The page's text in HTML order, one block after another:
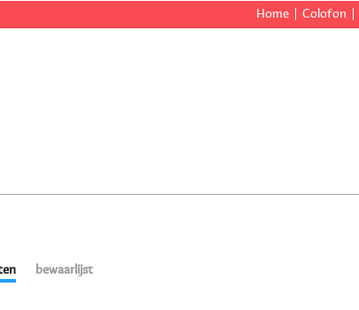
Home Colofon
bewaarlijst